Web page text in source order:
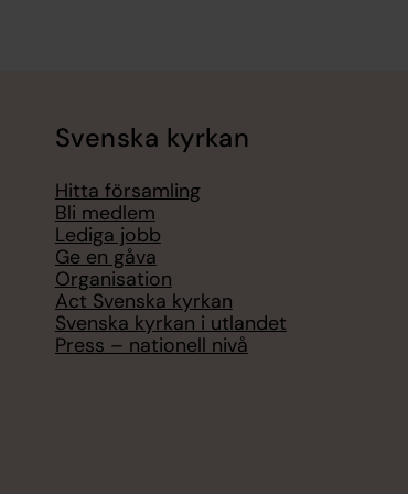
Svenska kyrkan
Hitta församling
Bli medlem
Lediga jobb
Ge en gåva
Organisation
Act Svenska kyrkan
Svenska kyrkan i utlandet
Press – nationell nivå